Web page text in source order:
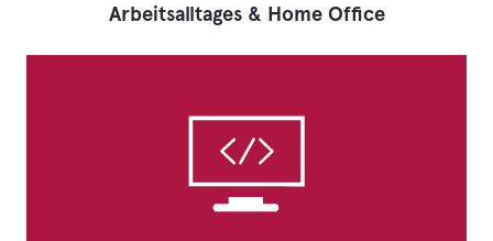
Arbeitsalltages & Home Office